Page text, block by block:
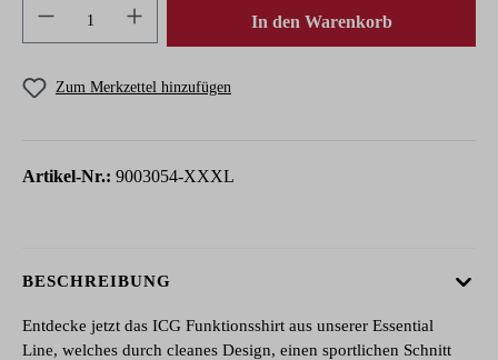
Produkt Anzahl: Gib den gewünschten Wert
In den Warenkorb
Zum Merkzettel hinzufügen
Artikel-Nr.: 9003054-XXXL
BESCHREIBUNG
Entdecke jetzt das ICG Funktionsshirt aus unserer Essential
Line, welches durch cleanes Design, einen sportlichen Schnitt